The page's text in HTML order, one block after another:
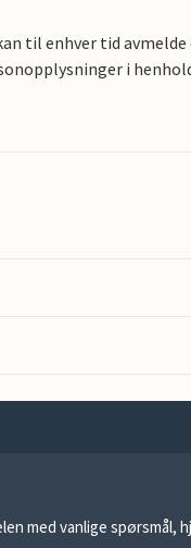
til enhver tid
i
med vanlige spørsmål,